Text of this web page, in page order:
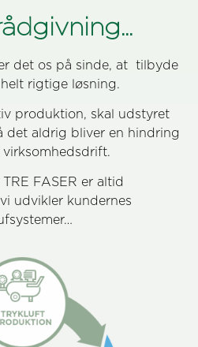
det os på sinde, at tilbyde
rigtige løsning.
produktion, skal udstyret
det aldrig bliver en hindring
FASER er altid
udvikler kundernes